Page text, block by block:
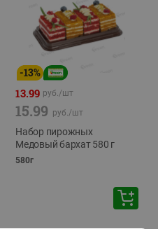
-13%
13.99 руб./шт
15.99 руб./шт
Набор пирожных
Медовый бархат 580 г
580г